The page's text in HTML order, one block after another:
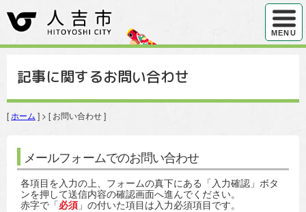
ハンバ
MENU
記事に関するお問い合わせ
[ ホーム ] > [ お問い合わせ ]
メールフォームでのお問い合わせ
各項目を入力の上、フォームの真下にある「入力確認」ボタ
ンを押して送信内容の確認画面へ進んでください。
赤字で「必須 」の付いた項目は入力必須項目です。